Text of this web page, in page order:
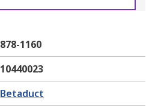
878-1160
10440023
Betaduct